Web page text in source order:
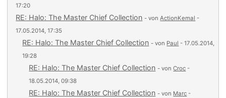
17:20
RE: Halo: The Master Chief Collection - vonActionKemal -
17.05.2014, 17:35
RE: Halo: The Master Chief Collection - von Paul - 17.05.2014,
19:28
RE: Halo: The Master Chief Collection - vonCroc -
18.05.2014, 09:38
RE: Halo: The Master Chief Collection - von Marc -